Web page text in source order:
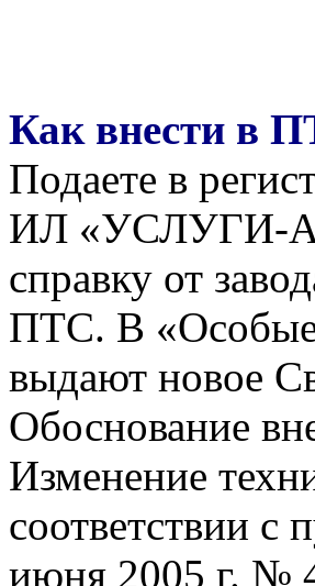
Как внести в
Подаете в
ИЛ «УСЛУГИ-
справку от
ПТС. В «Особые
выдают новое
Обоснование
Изменение
соответствии
июня 2005 г. №